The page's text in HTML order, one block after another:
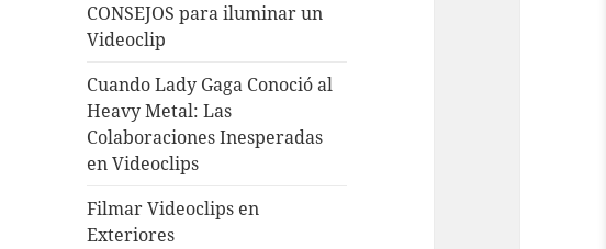
CONSEJOS para iluminar un
Videoclip
Cuando Lady Gaga Conoció al
Heavy Metal: Las
Colaboraciones Inesperadas
en Videoclips
Filmar Videoclips en
Exteriores